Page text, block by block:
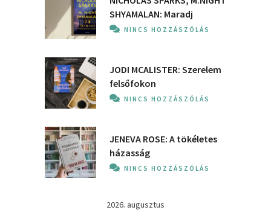
SHYAMALAN: Maradj
NINCS HOZZÁSZÓLÁS
JODI MCALISTER: Szerelem
felsőfokon
NINCS HOZZÁSZÓLÁS
JENEVA ROSE: A ​tökéletes
házasság
NINCS HOZZÁSZÓLÁS
2026. augusztus